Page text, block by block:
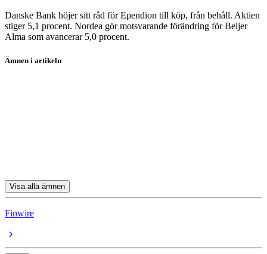
Danske Bank höjer sitt råd för Ependion till köp, från behåll. Aktien
stiger 5,1 procent. Nordea gör motsvarande förändring för Beijer
Alma som avancerar 5,0 procent.
Ämnen i artikeln
Visa alla ämnen
Finwire